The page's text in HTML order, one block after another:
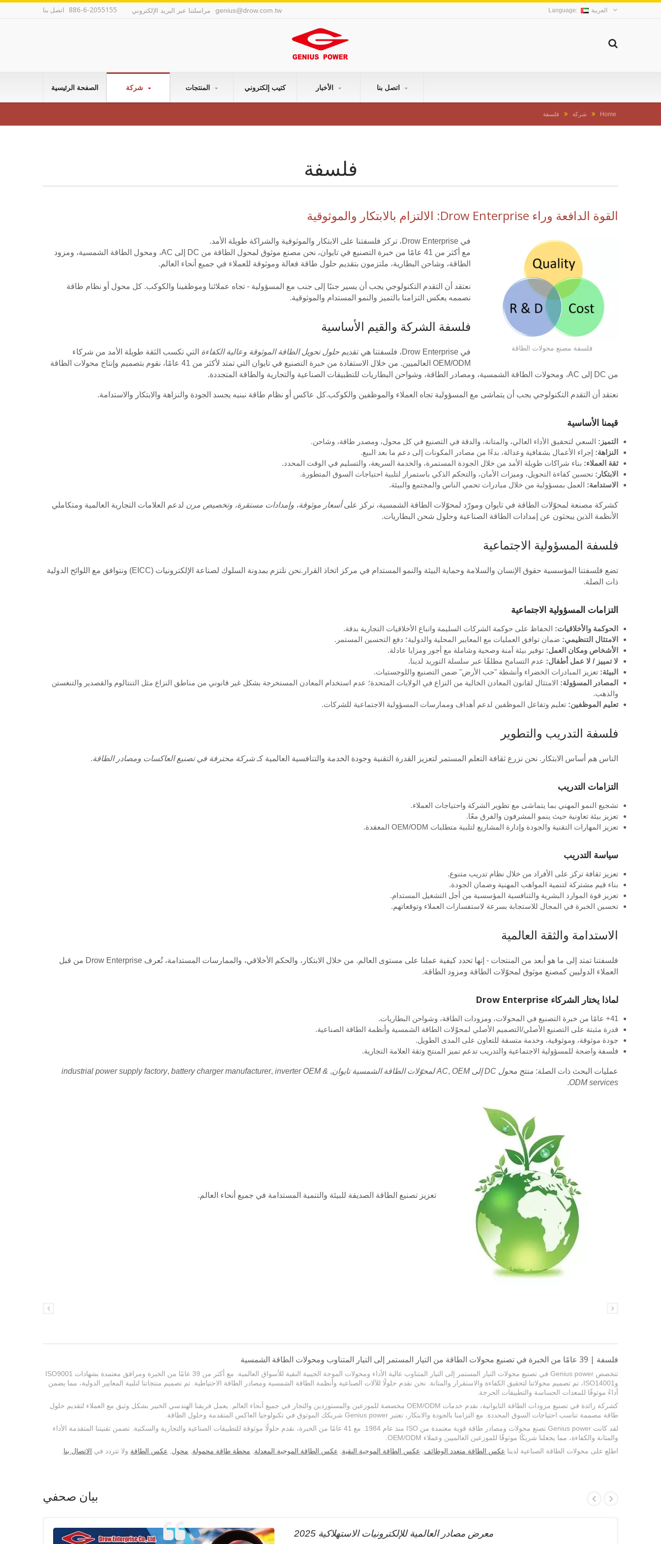
886-6-2055155 genius@drow.com.tw العربية
الصفحة الرئيسية شركة كتيب إلكتروني اتصل بنا
Home شركة فلسفة
فلسفة
القوة الدافعة وراء Drow Enterprise: الالتزام بالابتكار والموثوقية
فلسفة مصنع محولات الطاقة
في Drow Enterprise، تركز فلسفتنا على الابتكار والموثوقية والشراكة طويلة الأمد.
مع أكثر من 41 عامًا من خبرة التصنيع في تايوان، نحن مصنع موثوق لمحول الطاقة من DC إلى AC، ومحول الطاقة الشمسية، ومزود
الطاقة، وشاحن البطارية، ملتزمون بتقديم حلول طاقة فعالة وموثوقة للعملاء في جميع أنحاء العالم.
نعتقد أن التقدم التكنولوجي يجب أن يسير جنبًا إلى جنب مع المسؤولية - تجاه عملائنا وموظفينا والكوكب. كل محول أو نظام طاقة
نصممه يعكس التزامنا بالتميز والنمو المستدام والموثوقية.
فلسفة الشركة والقيم الأساسية
في Drow Enterprise، فلسفتنا هي تقديم حلول تحويل الطاقة الموثوقة وعالية الكفاءة التي تكسب الثقة طويلة الأمد من شركاء
OEM/ODM العالميين. من خلال الاستفادة من خبرة التصنيع في تايوان التي تمتد لأكثر من 41 عامًا، نقوم بتصميم وإنتاج محولات الطاقة
من DC إلى AC، ومحولات الطاقة الشمسية، ومصادر الطاقة، وشواحن البطاريات للتطبيقات الصناعية والتجارية والطاقة المتجددة.
نعتقد أن التقدم التكنولوجي يجب أن يتماشى مع المسؤولية تجاه العملاء والموظفين والكوكب.كل عاكس أو نظام طاقة نبنيه يجسد الجودة والنزاهة والابتكار والاستدامة.
قيمنا الأساسية
التميز: السعي لتحقيق الأداء العالي، والمتانة، والدقة في التصنيع في كل محول، ومصدر طاقة، وشاحن.
النزاهة: إجراء الأعمال بشفافية وعدالة، بدءًا من مصادر المكونات إلى دعم ما بعد البيع.
ثقة العملاء: بناء شراكات طويلة الأمد من خلال الجودة المستمرة، والخدمة السريعة، والتسليم في الوقت المحدد.
الابتكار: تحسين كفاءة التحويل، وميزات الأمان، والتحكم الذكي باستمرار لتلبية احتياجات السوق المتطورة.
الاستدامة: العمل بمسؤولية من خلال مبادرات تحمي الناس والمجتمع والبيئة.
كشركة مصنعة لمحوّلات الطاقة في تايوان ومورّد لمحوّلات الطاقة الشمسية، نركز علىأسعار موثوقة، وإمدادات مستقرة، وتخصيص مرن لدعم العلامات التجارية العالمية ومتكاملي
الأنظمة الذين يبحثون عن إمدادات الطاقة الصناعية وحلول شحن البطاريات.
فلسفة المسؤولية الاجتماعية
تضع فلسفتنا المؤسسية حقوق الإنسان والسلامة وحماية البيئة والنمو المستدام في مركز اتخاذ القرار.نحن نلتزم بمدونة السلوك لصناعة الإلكترونيات (EICC) ونتوافق مع اللوائح الدولية
ذات الصلة.
التزامات المسؤولية الاجتماعية
الحوكمة والأخلاقيات: الحفاظ على حوكمة الشركات السليمة واتباع الأخلاقيات التجارية بدقة.
الامتثال التنظيمي: ضمان توافق العمليات مع المعايير المحلية والدولية؛ دفع التحسين المستمر.
الأشخاص ومكان العمل: توفير بيئة آمنة وصحية وشاملة مع أجور ومزايا عادلة.
لا تمييز / لا عمل أطفال: عدم التسامح مطلقًا عبر سلسلة التوريد لدينا.
البيئة: تعزيز المبادرات الخضراء وأنشطة "حب الأرض" ضمن التصنيع واللوجستيات.
المصادر المسؤولة: الامتثال لقانون المعادن الخالية من النزاع في الولايات المتحدة؛ عدم استخدام المعادن المستخرجة بشكل غير قانوني من مناطق النزاع مثل التنتالوم والقصدير والتنغستن
والذهب.
تعليم الموظفين: تعليم وتفاعل الموظفين لدعم أهداف وممارسات المسؤولية الاجتماعية للشركات.
فلسفة التدريب والتطوير
الناس هم أساس الابتكار. نحن نزرع ثقافة التعلم المستمر لتعزيز القدرة التقنية وجودة الخدمة والتنافسية العالمية كـشركة محترفة في تصنيع العاكسات ومصادر الطاقة.
التزامات التدريب
تشجيع النمو المهني بما يتماشى مع تطوير الشركة واحتياجات العملاء.
تعزيز بيئة تعاونية حيث ينمو المشرفون والفرق معًا.
تعزيز المهارات التقنية والجودة وإدارة المشاريع لتلبية متطلبات OEM/ODM المعقدة.
سياسة التدريب
تعزيز ثقافة تركز على الأفراد من خلال نظام تدريب متنوع.
بناء قيم مشتركة لتنمية المواهب المهنية وضمان الجودة.
تعزيز قوة الموارد البشرية والتنافسية المؤسسية من أجل التشغيل المستدام.
تحسين الخبرة في المجال للاستجابة بسرعة لاستفسارات العملاء وتوقعاتهم.
الاستدامة والثقة العالمية
فلسفتنا تمتد إلى ما هو أبعد من المنتجات - إنها تحدد كيفية عملنا على مستوى العالم. من خلال الابتكار، والحكم الأخلاقي، والممارسات المستدامة، تُعرف Drow Enterprise من قبل
العملاء الدوليين كمصنع موثوق لمحوّلات الطاقة ومزود الطاقة.
لماذا يختار الشركاء Drow Enterprise
41+ عامًا من خبرة التصنيع في المحولات، ومزودات الطاقة، وشواحن البطاريات.
قدرة مثبتة على التصنيع الأصلي/التصميم الأصلي لمحوّلات الطاقة الشمسية وأنظمة الطاقة الصناعية.
جودة موثوقة، وموثوقية، وخدمة متسقة للتعاون على المدى الطويل.
فلسفة واضحة للمسؤولية الاجتماعية والتدريب تدعم تميز المنتج وثقة العلامة التجارية.
عمليات البحث ذات الصلة: منتج محول DC إلى AC , OEM لمحوّلات الطاقة الشمسية تايوان ,
industrial power supply factory, battery charger manufacturer, inverter OEM &
ODM services
.
تعزيز تصنيع الطاقة الصديقة للبيئة والتنمية المستدامة في جميع أنحاء العالم.
فلسفة | 39 عامًا من الخبرة في تصنيع محولات الطاقة من التيار المستمر إلى التيار المتناوب ومحولات الطاقة الشمسية
تتخصص Genius power في تصنيع محولات التيار المستمر إلى التيار المتناوب عالية الأداء ومحولات الموجة الجيبية النقية للأسواق العالمية. مع أكثر من 39 عامًا من الخبرة ومرافق معتمدة بشهادات ISO9001
وISO14001، تم تصميم محولاتنا لتحقيق الكفاءة والاستقرار والمتانة. نحن نقدم حلولًا للآلات الصناعية وأنظمة الطاقة الشمسية ومصادر الطاقة الاحتياطية. تم تصميم منتجاتنا لتلبية المعايير الدولية، مما يضمن
أداءً موثوقًا للمعدات الحساسة والتطبيقات الحرجة.
كشركة رائدة في تصنيع مزودات الطاقة التايوانية، نقدم خدمات OEM/ODM مخصصة للموزعين والمستوردين والتجار في جميع أنحاء العالم. يعمل فريقنا الهندسي الخبير بشكل وثيق مع العملاء لتقديم حلول
طاقة مصممة تناسب احتياجات السوق المحددة. مع التزامنا بالجودة والابتكار، تعتبر Genius power شريكك الموثوق في تكنولوجيا العاكس المتقدمة وحلول الطاقة.
لقد كانت Genius power تصنع محولات ومصادر طاقة قوية معتمدة من ISO منذ عام 1984. مع 41 عامًا من الخبرة، نقدم حلولًا موثوقة للتطبيقات الصناعية والتجارية والسكنية. تضمن تقنيتنا المتقدمة الأداء
والمتانة والكفاءة، مما يجعلنا شريكًا موثوقًا للموزعين العالميين وعملاء OEM/ODM.
اطلع على محولات الطاقة الصناعية لدينا عكس الطاقة متعدد الوظائف, عكس الطاقة الموجية النقية, عكس الطاقة الموجية المعدلة, محطة طاقة محمولة, محول, عكس الطاقة ولا تتردد في الاتصال بنا.
بيان صحفي
معرض مصادر العالمية للإلكترونيات الاستهلاكية 2025